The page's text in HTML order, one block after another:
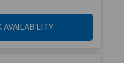
AVAILABILITY